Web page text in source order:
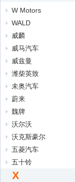
W Motors
WALD
威麟
威马汽车
威兹曼
潍柴英致
未奥汽车
蔚来
魏牌
沃尔沃
沃克斯豪尔
五菱汽车
五十铃
X